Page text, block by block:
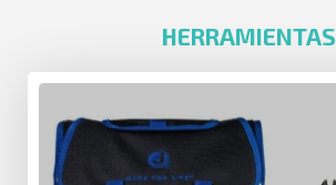
HERRAMIENTAS